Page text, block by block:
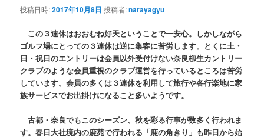
投稿日時:2017年10月8日 投稿者:narayagyu
この３連休はおおむね好天ということで一安心。しかしながら
ゴルフ場にとっての３連休は逆に集客に苦労します。とくに土・
日・祝日のエントリーは会員以外受付けない奈良柳生カントリー
クラブのような会員重視のクラブ運営を行っているところは苦労
しています。会員の多くは３連休を利用して旅行や各行楽地に家
族サービスでお出掛けになること多いようです。
古都・奈良でもこのシーズン、秋を彩る行事が数多く行われま
す。春日大社境内の鹿苑で行われる「鹿の角きり」も昨日から始